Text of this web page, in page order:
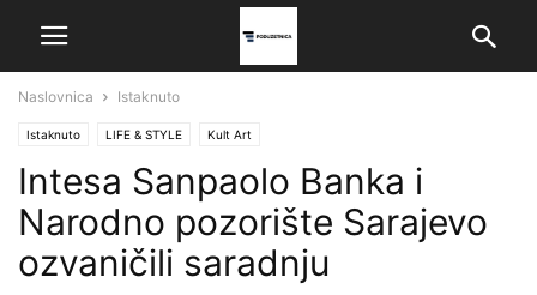
Naslovnica Istaknuto
Istaknuto LIFE & STYLE Kult Art
Intesa Sanpaolo Banka i
Narodno pozorište Sarajevo
ozvaničili saradnju